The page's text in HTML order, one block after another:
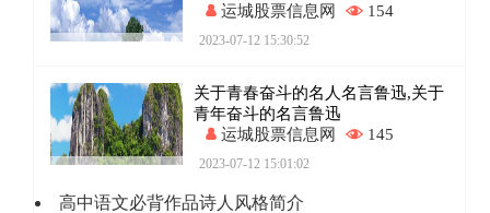
运城股票信息网
154
2023-07-12 15:30:52
关于青春奋斗的名人名言鲁迅,关于
青年奋斗的名言鲁迅
运城股票信息网
145
2023-07-12 15:01:02
高中语文必背作品诗人风格简介